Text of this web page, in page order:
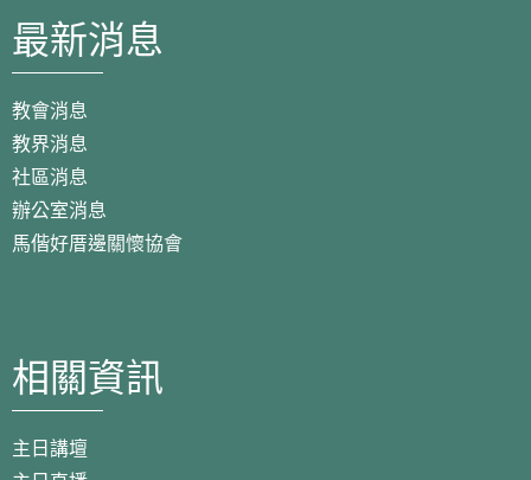
最新消息
教會消息
教界消息
社區消息
辦公室消息
馬偕好厝邊關懷協會
相關資訊
主日講壇